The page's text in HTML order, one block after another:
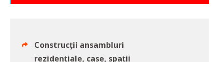
Construcții ansambluri
rezidențiale, case, spații